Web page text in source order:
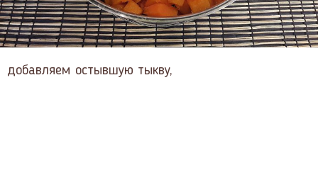
добавляем остывшую тыкву,